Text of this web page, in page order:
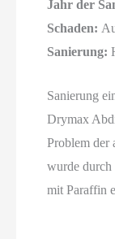
Jahr der
Schaden:
Sanierung:
Sanierung
Drymax
Problem der
wurde durch
mit Paraffin